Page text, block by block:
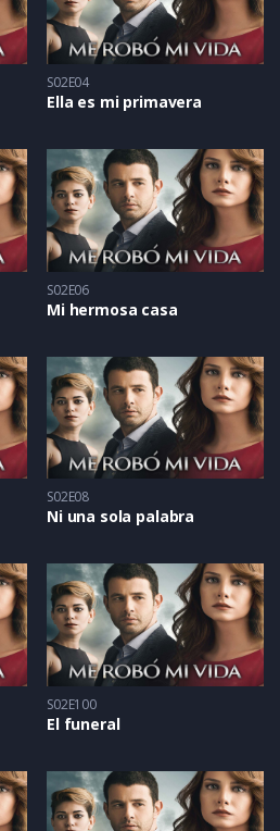
S02E04
Ella es mi primavera
S02E06
Mi hermosa casa
S02E08
Ni una sola palabra
S02E100
El funeral